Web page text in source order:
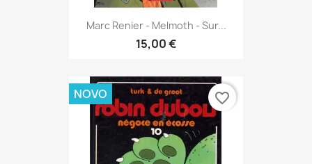
Marc Renier - Melmoth - Sur...
15,00 €
NOVO favorite_border